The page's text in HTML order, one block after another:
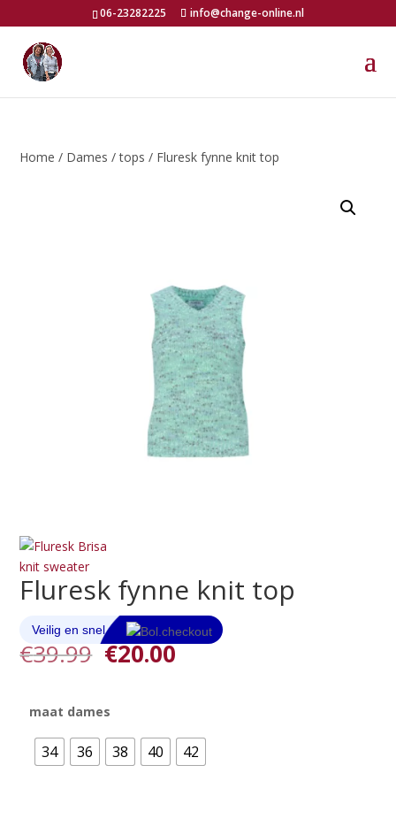
06-23282225 info@change-online.nl
Home / Dames /tops / Fluresk fynne knit top
Fluresk fynne knit top
€39.99 Oorspronkelijke
prijs
€39.99.
€20.00Huidige
maat dames
34 36 38 40 42